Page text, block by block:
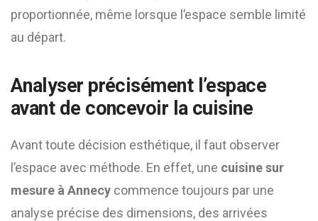
proportionnée, même lorsque l’espace semble limité
au départ.
Analyser précisément l’espace
avant de concevoir la cuisine
Avant toute décision esthétique, il faut observer
l’espace avec méthode. En effet, une cuisine sur
mesure à Annecy commence toujours par une
analyse précise des dimensions, des arrivées